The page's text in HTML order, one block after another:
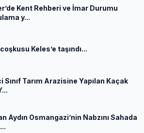
Kent Rehberi ve İmar Durumu
y...
Keles’e taşındı...
Sınıf Tarım Arazisine Yapılan Kaçak
Aydın Osmangazi’nin Nabzını Sahada